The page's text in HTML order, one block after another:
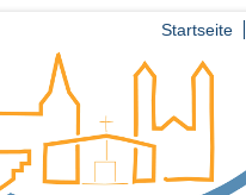
Startseite